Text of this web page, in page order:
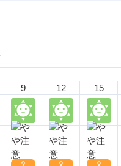
9 12 15